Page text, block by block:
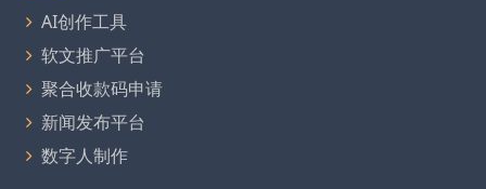
AI创作工具
软文推广平台
聚合收款码申请
新闻发布平台
数字人制作